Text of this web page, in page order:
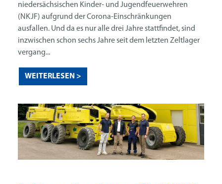
niedersächsischen Kinder- und Jugendfeuerwehren
(NKJF) aufgrund der Corona-Einschränkungen
ausfallen. Und da es nur alle drei Jahre stattfindet, sind
inzwischen schon sechs Jahre seit dem letzten Zeltlager
vergang...
WEITERLESEN >